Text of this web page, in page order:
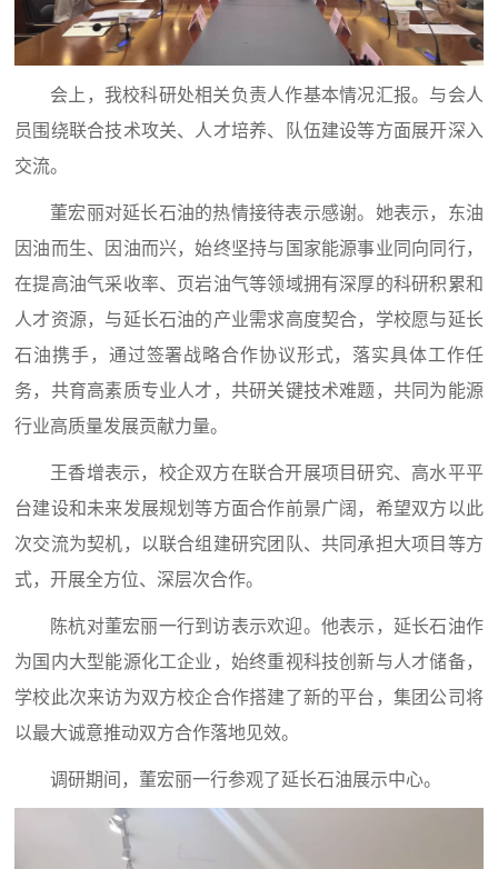
会上，我校科研处相关负责人作基本情况汇报。与会人
员围绕联合技术攻关、人才培养、队伍建设等方面展开深入
交流。
董宏丽对延长石油的热情接待表示感谢。她表示，东油
因油而生、因油而兴，始终坚持与国家能源事业同向同行，
在提高油气采收率、页岩油气等领域拥有深厚的科研积累和
人才资源，与延长石油的产业需求高度契合，学校愿与延长
石油携手，通过签署战略合作协议形式，落实具体工作任
务，共育高素质专业人才，共研关键技术难题，共同为能源
行业高质量发展贡献力量。
王香增表示，校企双方在联合开展项目研究、高水平平
台建设和未来发展规划等方面合作前景广阔，希望双方以此
次交流为契机，以联合组建研究团队、共同承担大项目等方
式，开展全方位、深层次合作。
陈杭对董宏丽一行到访表示欢迎。他表示，延长石油作
为国内大型能源化工企业，始终重视科技创新与人才储备，
学校此次来访为双方校企合作搭建了新的平台，集团公司将
以最大诚意推动双方合作落地见效。
调研期间，董宏丽一行参观了延长石油展示中心。